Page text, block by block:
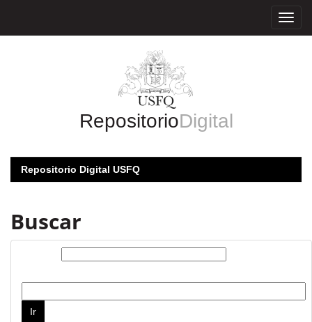
RepositorioDigital
Repositorio Digital USFQ
Buscar